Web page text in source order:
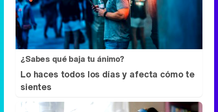
Lo haces todos los días y afecta cómo te
sientes